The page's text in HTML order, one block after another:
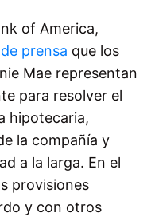
of America,
prensa que los
Mae representan
para resolver el
hipotecaria,
la compañía y
a la larga. En el
provisiones
y con otros